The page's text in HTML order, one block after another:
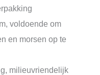
voldoende om
en morsen op te
milieuvriendelijk